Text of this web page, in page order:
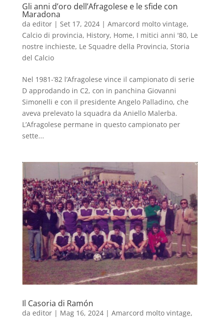
Gli anni d’oro dell’Afragolese e le sfide con
Maradona
da editor| Set 17, 2024| Amarcord molto vintage,
Calcio di provincia, History, Home, I mitici anni '80, Le
nostre inchieste, Le Squadre della Provincia, Storia
del Calcio
Nel 1981-’82 l’Afragolese vince il campionato di serie
D approdando in C2, con in panchina Giovanni
Simonelli e con il presidente Angelo Palladino, che
aveva prelevato la squadra da Aniello Malerba.
L’Afragolese permane in questo campionato per
sette...
Il Casoria di Ramón
da editor| Mag 16, 2024| Amarcord molto vintage,